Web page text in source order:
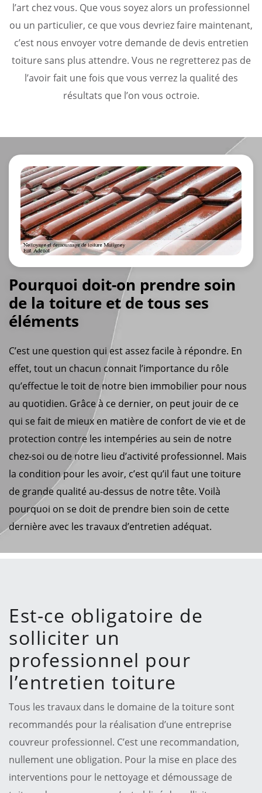
l’art chez vous. Que vous soyez alors un professionnel
ou un particulier, ce que vous devriez faire maintenant,
c’est nous envoyer votre demande de devis entretien
toiture sans plus attendre. Vous ne regretterez pas de
l’avoir fait une fois que vous verrez la qualité des
résultats que l’on vous octroie.
Pourquoi doit-on prendre soin
de la toiture et de tous ses
éléments
C’est une question qui est assez facile à répondre. En
effet, tout un chacun connait l’importance du rôle
qu’effectue le toit de notre bien immobilier pour nous
au quotidien. Grâce à ce dernier, on peut jouir de ce
qui se fait de mieux en matière de confort de vie et de
protection contre les intempéries au sein de notre
chez-soi ou de notre lieu d’activité professionnel. Mais
la condition pour les avoir, c’est qu’il faut une toiture
de grande qualité au-dessus de notre tête. Voilà
pourquoi on se doit de prendre bien soin de cette
dernière avec les travaux d’entretien adéquat.
Est-ce obligatoire de
solliciter un
professionnel pour
l’entretien toiture
Tous les travaux dans le domaine de la toiture sont
recommandés pour la réalisation d’une entreprise
couvreur professionnel. C’est une recommandation,
nullement une obligation. Pour la mise en place des
interventions pour le nettoyage et démoussage de